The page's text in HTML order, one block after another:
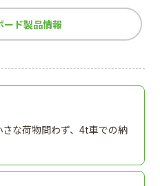
ード製品情報
な荷物問わず、4t車での納